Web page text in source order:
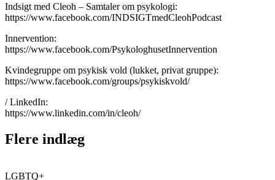
Indsigt med Cleoh – Samtaler om psykologi:
https://www.facebook.com/INDSIGTmedCleohPodcast
Innervention:
https://www.facebook.com/PsykologhusetInnervention
Kvindegruppe om psykisk vold (lukket, privat gruppe):
https://www.facebook.com/groups/psykiskvold/
/ LinkedIn:
https://www.linkedin.com/in/cleoh/
Flere indlæg
LGBTQ+